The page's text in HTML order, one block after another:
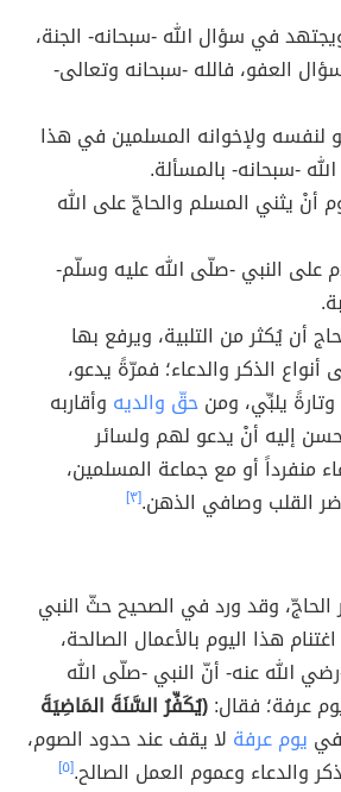
في سؤال الله -سبحانه- الجنة،
العفو، فالله -سبحانه وتعالى-
لنفسه ولإخوانه المسلمين في هذا
-سبحانه- بالمسألة.
يثني المسلم والحاجّ على الله
على النبي -صلّى الله عليه وسلّم-
أن يُكثر من التلبية، ويرفع بها
الذكر والدعاء؛ فمرّةً يدعو،
وتارةً يلبِّي، ومنحقّ والديه وأقاربه
إليه أنْ يدعو لهم ولسائر
منفرداً أو مع جماعة المسلمين،
القلب وصافي الذهن.[٣]
الحاجّ، وقد ورد في الصحيح حثّ النبي
هذا اليوم بالأعمال الصالحة،
الله عنه- أنّ النبي -صلّى الله
عرفة؛ فقال:(يُكَفِّرُ السَّنَةَ المَاضِيَةَ
يوم عرفة لا يقف عند حدود الصوم،
والدعاء وعموم العمل الصالح.[٥]